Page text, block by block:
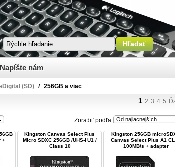
Napíšte nám
(SD) / 256GB a viac
1 2 3 4 5
Zoradiť podľa Od najlacnejších
+
Kingston Canvas Select Plus
Micro SDXC 256GB /UHS-I U1 /
Class 10
Kingston 256GB
Canvas Select Plus A1
100MB/s + adapter